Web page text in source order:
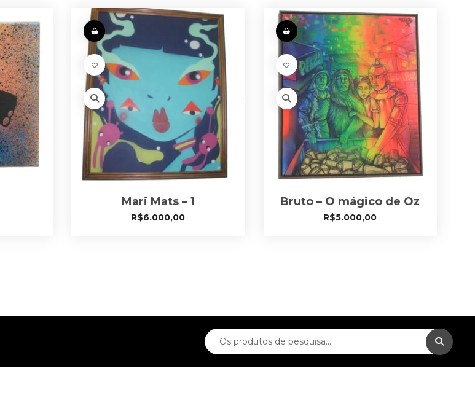
Mari Mats – 1
R$6.000,00
Bruto – O mágico de Oz
R$5.000,00